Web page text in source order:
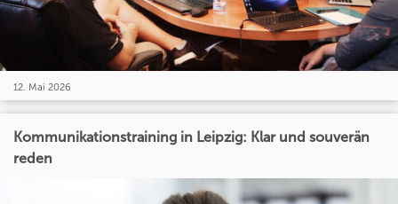
12. Mai 2026
Kommunikationstraining in Leipzig: Klar und souverän
reden